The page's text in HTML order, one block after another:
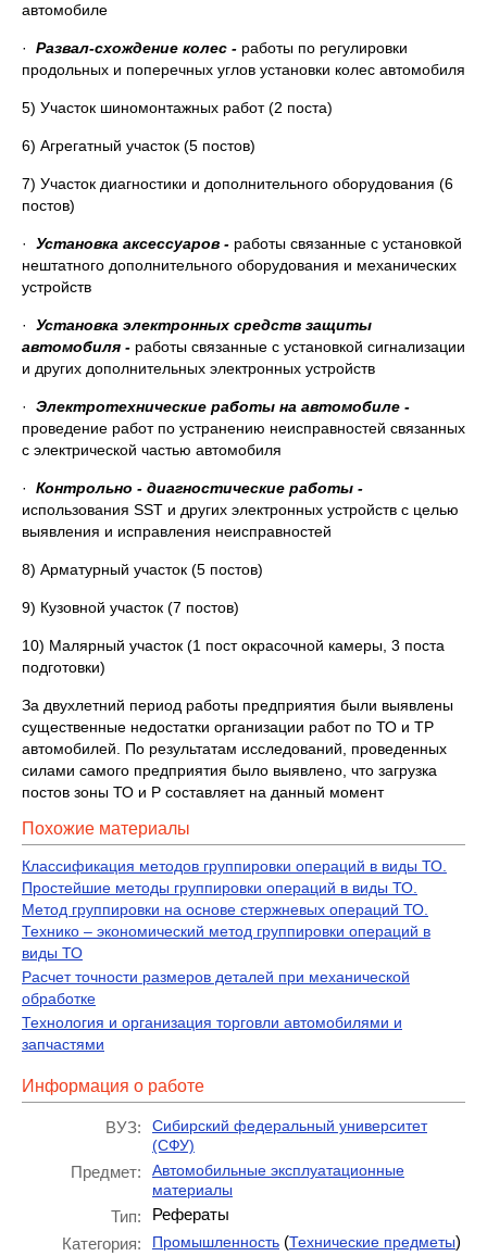
автомобиле
· Развал-схождение колес - работы по регулировки
продольных и поперечных углов установки колес автомобиля
5) Участок шиномонтажных работ (2 поста)
6) Агрегатный участок (5 постов)
7) Участок диагностики и дополнительного оборудования (6
постов)
· Установка аксессуаров - работы связанные с установкой
нештатного дополнительного оборудования и механических
устройств
· Установка электронных средств защиты
автомобиля - работы связанные с установкой сигнализации
и других дополнительных электронных устройств
· Электротехнические работы на автомобиле -
проведение работ по устранению неисправностей связанных
с электрической частью автомобиля
· Контрольно - диагностические работы -
использования SST и других электронных устройств с целью
выявления и исправления неисправностей
8) Арматурный участок (5 постов)
9) Кузовной участок (7 постов)
10) Малярный участок (1 пост окрасочной камеры, 3 поста
подготовки)
За двухлетний период работы предприятия были выявлены
существенные недостатки организации работ по ТО и ТР
автомобилей. По результатам исследований, проведенных
силами самого предприятия было выявлено, что загрузка
постов зоны ТО и Р составляет на данный момент
Похожие материалы
Классификация методов группировки операций в виды ТО.
Простейшие методы группировки операций в виды ТО.
Метод группировки на основе стержневых операций ТО.
Технико – экономический метод группировки операций в
виды ТО
Расчет точности размеров деталей при механической
обработке
Технология и организация торговли автомобилями и
запчастями
Информация о работе
ВУЗ:
Сибирский федеральный университет
(СФУ)
Предмет:
Автомобильные эксплуатационные
материалы
Тип:
Рефераты
Категория:
Промышленность (Технические предметы)